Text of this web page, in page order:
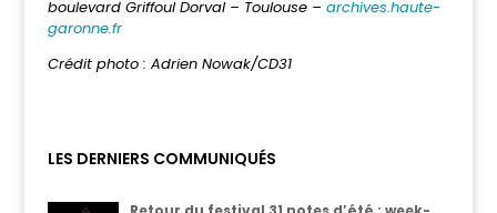
boulevard Griffoul Dorval – Toulouse – archives.haute-
garonne.fr
Crédit photo : Adrien Nowak/CD31
LES DERNIERS COMMUNIQUÉS